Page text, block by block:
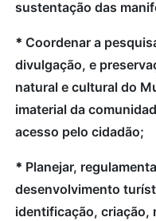
sustentação das
* Coordenar a
divulgação, e
natural e cultural do
imaterial da
acesso pelo cidadão;
* Planejar,
desenvolvimento
identificação, criação,